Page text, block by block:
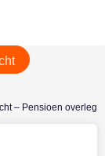
– Pensioen overleg